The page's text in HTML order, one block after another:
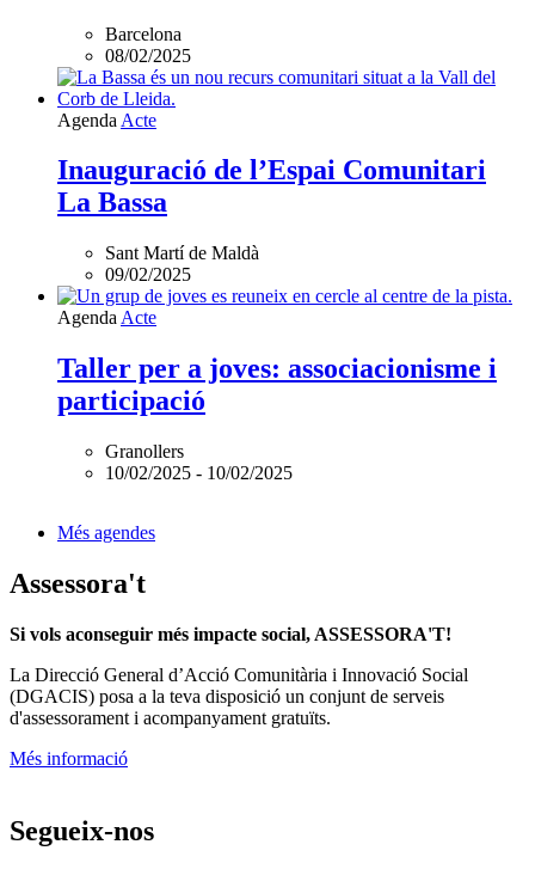
Barcelona
08/02/2025
Agenda Acte
Inauguració de l’Espai Comunitari
La Bassa
Sant Martí de Maldà
09/02/2025
Agenda Acte
Taller per a joves: associacionisme i
participació
Granollers
10/02/2025 - 10/02/2025
Més agendes
Assessora't
Si vols aconseguir més impacte social, ASSESSORA'T!
La Direcció General d’Acció Comunitària i Innovació Social
(DGACIS) posa a la teva disposició un conjunt de serveis
d'assessorament i acompanyament gratuïts.
Més informació
Segueix-nos